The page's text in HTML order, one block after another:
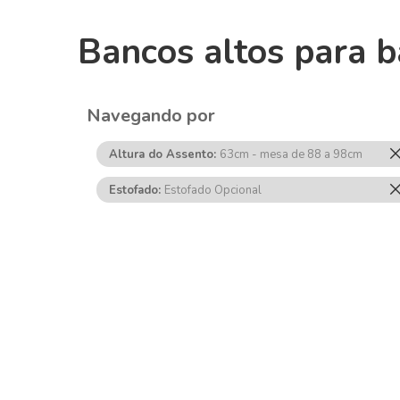
Bancos altos para
Navegando por
Altura do Assento 63cm - mesa de 88 a 98cm
Estofado Estofado Opcional